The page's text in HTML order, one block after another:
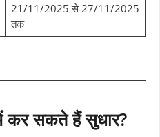
21/11/2025 से 27/11/2025
तक
कर सकते हैं सुधार?